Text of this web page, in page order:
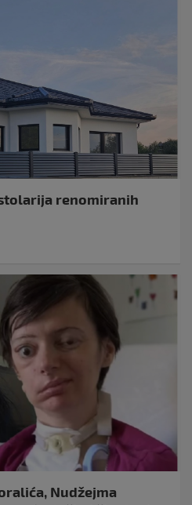
renomiranih
Nudžejma